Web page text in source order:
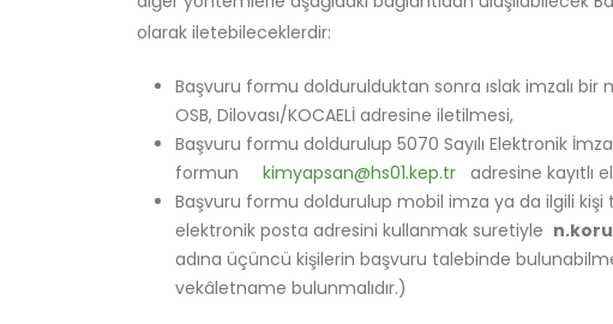
olarak iletebileceklerdir:
Başvuru formu doldurulduktan sonra ıslak imzalı bir
OSB, Dilovası/KOCAELİ adresine iletilmesi,
Başvuru formu doldurulup 5070 Sayılı Elektronik
formun kimyapsan@hs01.kep.tr adresine kayıtlı
Başvuru formu doldurulup mobil imza ya da ilgili
elektronik posta adresini kullanmak suretiyle
adına üçüncü kişilerin başvuru talebinde
vekâletname bulunmalıdır.)